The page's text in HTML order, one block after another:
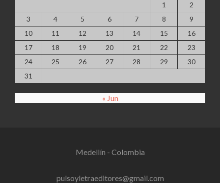
1
2
3
4 5 6 7 8
9
10
11 12 13 14 15
16
17
18 19 20 21 22
23
24
25 26 27 28 29
30
31
« Jun
Medellín - Colombia
pulsoyletraeditores@gmail.com